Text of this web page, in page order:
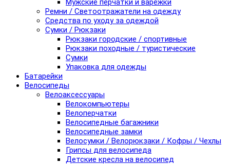
Мужские перчатки и варежки
Ремни / Светоотражатели на одежду
Средства по уходу за одеждой
Сумки / Рюкзаки
Рюкзаки городские / спортивные
Рюкзаки походные / туристические
Сумки
Упаковка для одежды
Батарейки
Велосипеды
Велоаксессуары
Велокомпьютеры
Велоперчатки
Велосипедные багажники
Велосипедные замки
Велосумки / Велорюкзаки / Кофры / Чехлы
Грипсы для велосипеда
Детские кресла на велосипед